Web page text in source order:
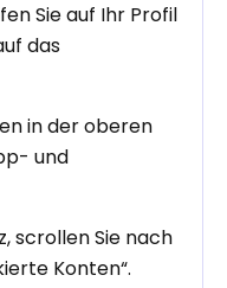
Sie auf Ihr Profil
das
in der oberen
und
scrollen Sie nach
Konten“.